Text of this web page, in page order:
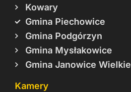
Kowary
Gmina Piechowice
Gmina Podgórzyn
Gmina Mysłakowice
Gmina Janowice Wielkie
Kamery